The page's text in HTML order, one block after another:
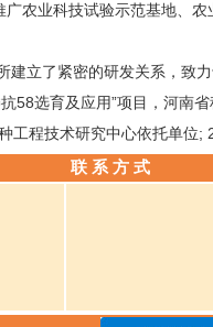
农业科技试验示范基地、
立了紧密的研发关系，致
58选育及应用”项目，河南
程技术研究中心依托单位;
联 系 方 式